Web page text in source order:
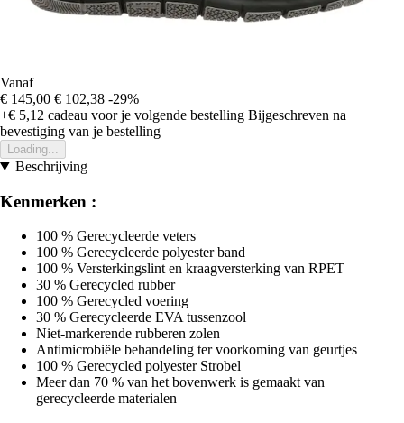
Vanaf
€ 145,00 € 102,38 -29%
+€ 5,12 cadeau voor je volgende bestelling Bijgeschreven na
bevestiging van je bestelling
Loading...
Beschrijving
Kenmerken :
100 % Gerecycleerde veters
100 % Gerecycleerde polyester band
100 % Versterkingslint en kraagversterking van RPET
30 % Gerecycled rubber
100 % Gerecycled voering
30 % Gerecycleerde EVA tussenzool
Niet-markerende rubberen zolen
Antimicrobiële behandeling ter voorkoming van geurtjes
100 % Gerecycled polyester Strobel
Meer dan 70 % van het bovenwerk is gemaakt van
gerecycleerde materialen